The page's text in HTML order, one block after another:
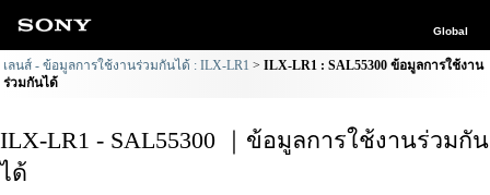
Global
เลนส์ - ข้อมูลการใช้งานร่วมกันได้ : ILX-LR1
ILX-LR1 : SAL55300 ข้อมูลการใช้งาน
ร่วมกันได้
ILX-LR1 - SAL55300 ｜ข้อมูลการใช้งานร่วมกัน
ได้